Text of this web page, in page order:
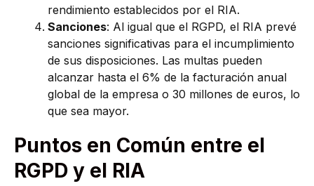
rendimiento establecidos por el RIA.
Sanciones: Al igual que el RGPD, el RIA prevé
sanciones significativas para el incumplimiento
de sus disposiciones. Las multas pueden
alcanzar hasta el 6% de la facturación anual
global de la empresa o 30 millones de euros, lo
que sea mayor.
Puntos en Común entre el
RGPD y el RIA